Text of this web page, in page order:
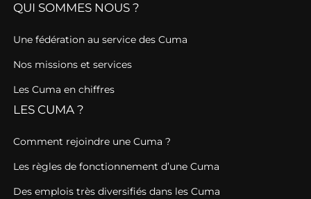
QUI SOMMES NOUS ?
Une fédération au service des Cuma
Nos missions et services
Les Cuma en chiffres
LES CUMA ?
Comment rejoindre une Cuma ?
Les règles de fonctionnement d’une Cuma
Des emplois très diversifiés dans les Cuma